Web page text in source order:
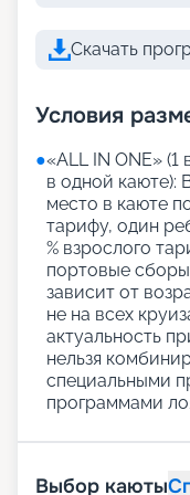
Скачать
Условия
●«АLL IN ONE» (1
в одной каюте):
место в каюте
тарифу, один
% взрослого
портовые
зависит от
не на всех
актуальность
нельзя
специальными
программами
Выбор каюты